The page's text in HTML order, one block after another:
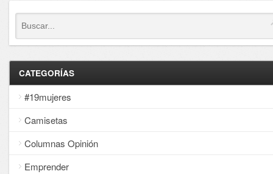
CATEGORÍAS
#19mujeres
Camisetas
Columnas Opinión
Emprender